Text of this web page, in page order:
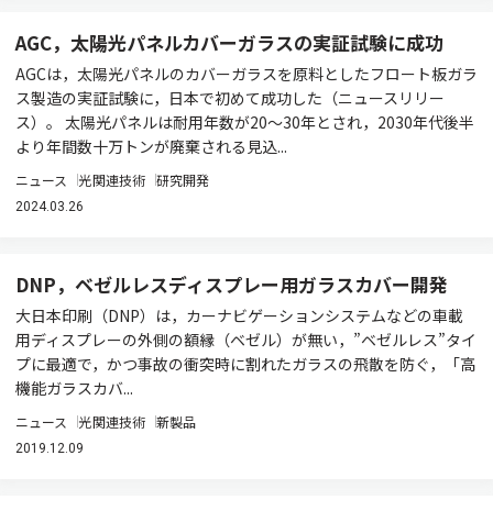
AGC，太陽光パネルカバーガラスの実証試験に成功
AGCは，太陽光パネルのカバーガラスを原料としたフロート板ガラ
ス製造の実証試験に，日本で初めて成功した（ニュースリリー
ス）。 太陽光パネルは耐用年数が20～30年とされ，2030年代後半
より年間数十万トンが廃棄される見込...
ニュース 光関連技術 研究開発
2024.03.26
DNP，ベゼルレスディスプレー用ガラスカバー開発
大日本印刷（DNP）は，カーナビゲーションシステムなどの車載
用ディスプレーの外側の額縁（ベゼル）が無い，”ベゼルレス”タイ
プに最適で，かつ事故の衝突時に割れたガラスの飛散を防ぐ，「高
機能ガラスカバ...
ニュース 光関連技術 新製品
2019.12.09